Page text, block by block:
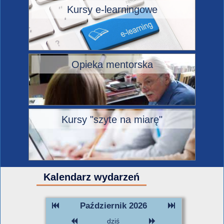
Kursy e-learningowe
Opieka mentorska
Kursy "szyte na miarę"
Kalendarz wydarzeń
Październik 2026
dziś